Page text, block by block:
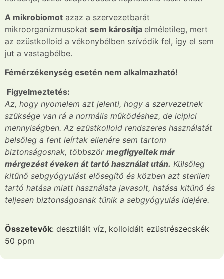
A mikrobiomot azaz a szervezetbarát
mikroorganizmusokat sem károsítja elméletileg, mert
az ezüstkolloid a vékonybélben szívódik fel, így el sem
jut a vastagbélbe.
Fémérzékenység esetén nem alkalmazható!
Figyelmeztetés:
Az, hogy nyomelem azt jelenti, hogy a szervezetnek
szüksége van rá a normális működéshez, de icipici
mennyiségben. Az ezüstkolloid rendszeres használatát
belsőleg a fent leírtak ellenére sem tartom
biztonságosnak, többször megfigyeltek már
mérgezést éveken át tartó használat után. Külsőleg
kitűnő sebgyógyulást elősegítő és közben azt sterilen
tartó hatása miatt használata javasolt, hatása kitűnő és
teljesen biztonságosnak tűnik a sebgyógyulás idejére.
Összetevők: desztilált víz, kolloidált ezüstrészecskék
50 ppm